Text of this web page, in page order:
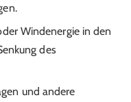
Windenergie in den
des
und andere